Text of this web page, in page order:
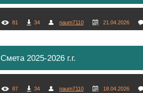
81 34 naum7110 21.04.2026
Смета 2025-2026 г.г.
87 34 naum7110 18.04.2026